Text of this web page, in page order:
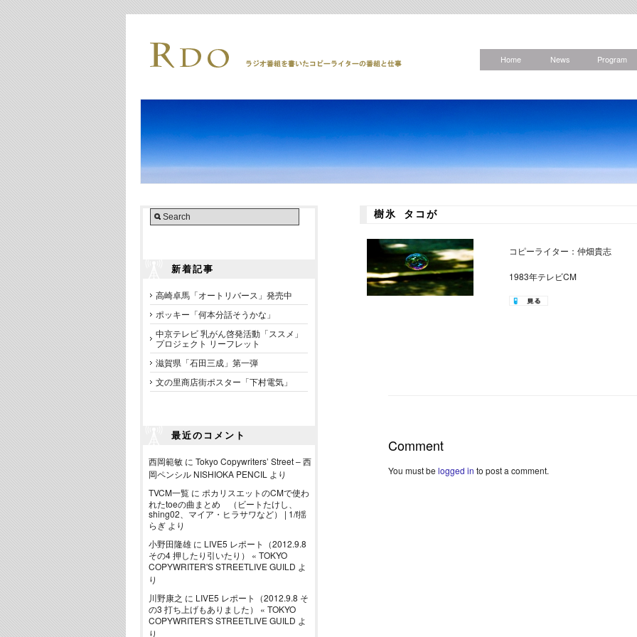
Home News Program
新着記事
高崎卓馬「オートリバース」発売中
ポッキー「何本分話そうかな」
中京テレビ 乳がん啓発活動「ススメ」
プロジェクト リーフレット
滋賀県「石田三成」第一弾
文の里商店街ポスター「下村電気」
最近のコメント
西岡範敏 に Tokyo Copywriters’ Street – 西
岡ペンシル NISHIOKA PENCIL より
TVCM一覧 に ポカリスエットのCMで使わ
れたtoeの曲まとめ （ビートたけし、
shing02、マイア・ヒラサワなど） | 1/f揺
らぎ より
小野田隆雄 に LIVE5 レポート（2012.9.8
その4 押したり引いたり） « TOKYO
COPYWRITER'S STREETLIVE GUILD よ
り
川野康之 に LIVE5 レポート（2012.9.8 そ
の3 打ち上げもありました） « TOKYO
COPYWRITER'S STREETLIVE GUILD よ
り
樹氷 タコが
コピーライター：仲畑貴志
1983年テレビCM
Comment
You must be logged in to post a comment.